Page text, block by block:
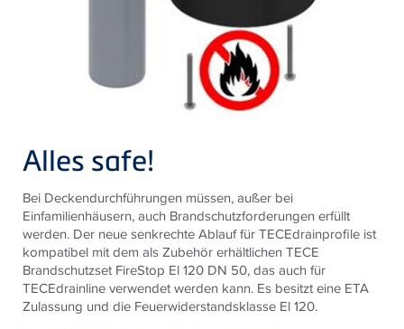
Alles safe!
Bei Deckendurchführungen müssen, außer bei
Einfamilienhäusern, auch Brandschutzforderungen erfüllt
werden. Der neue senkrechte Ablauf fürTECEdrainprofile ist
kompatibel mit dem als Zubehör erhältlichenTECE
Brandschutzset FireStop El 120 DN 50, das auch für
TECEdrainline verwendet werden kann. Es besitzt eine ETA
Zulassung und die Feuerwiderstandsklasse El 120.